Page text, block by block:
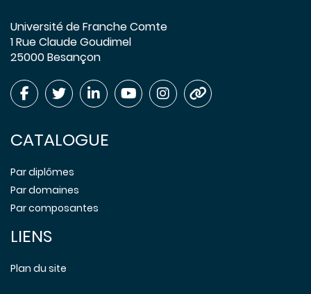
Université de Franche Comte
1 Rue Claude Goudimel
25000 Besançon
CATALOGUE
Par diplômes
Par domaines
Par composantes
LIENS
Plan du site